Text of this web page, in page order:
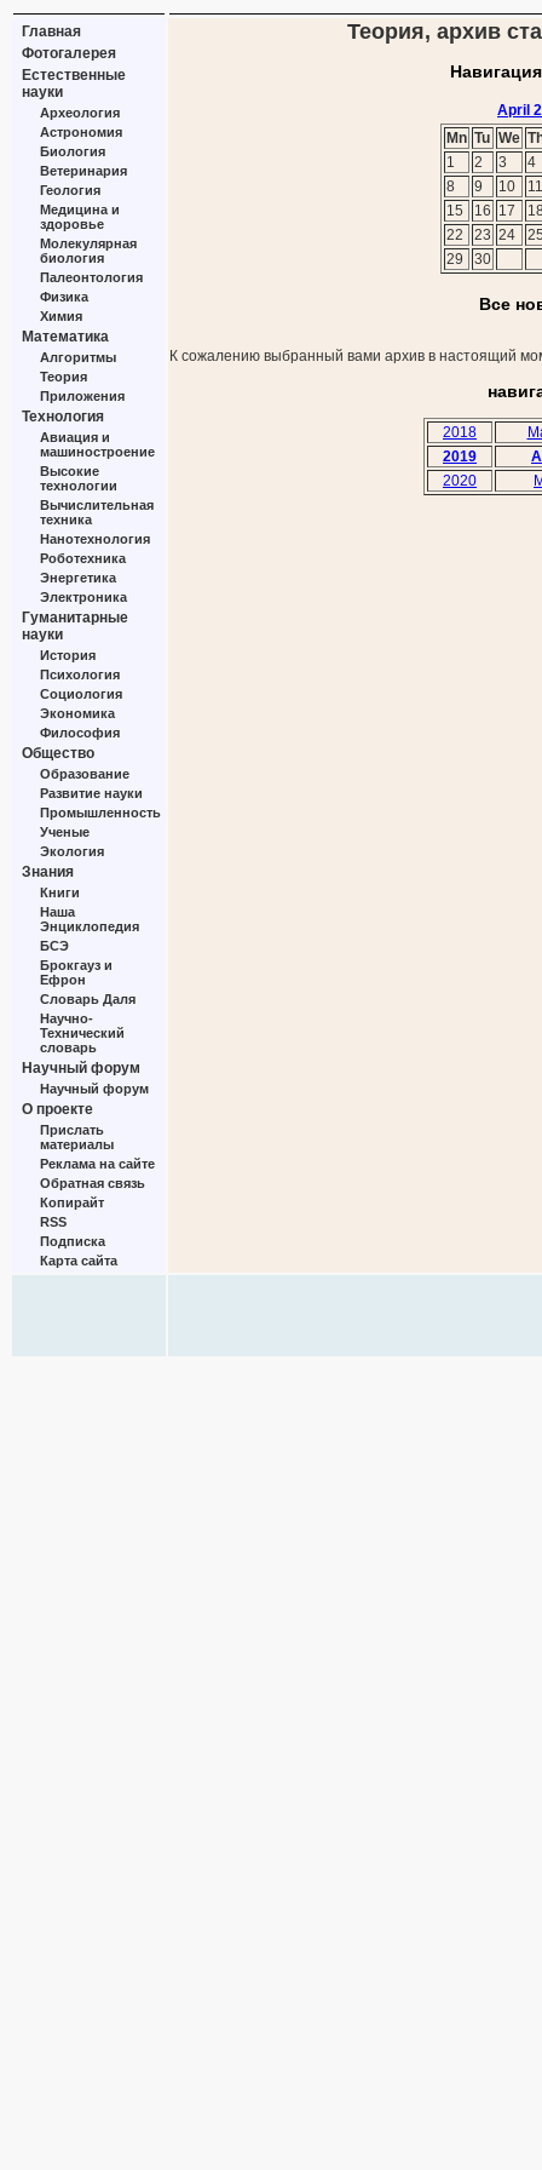
Главная
Фотогалерея
Естественные
науки
Археология
Астрономия
Биология
Ветеринария
Геология
Медицина и
здоровье
Молекулярная
биология
Палеонтология
Физика
Химия
Математика
Алгоритмы
Теория
Приложения
Технология
Авиация и
машиностроение
Высокие
технологии
Вычислительная
техника
Нанотехнология
Роботехника
Энергетика
Электроника
Гуманитарные
науки
История
Психология
Социология
Экономика
Философия
Общество
Образование
Развитие науки
Промышленность
Ученые
Экология
Знания
Книги
Наша
Энциклопедия
БСЭ
Брокгауз и
Ефрон
Словарь Даля
Научно-
Технический
словарь
Научный форум
Научный форум
О проекте
Прислать
материалы
Реклама на сайте
Обратная связь
Копирайт
RSS
Подписка
Карта сайта
Теория, архив
April
Mn Tu We
1
2 3
4
8
9 10
11
15
16 17
22
23 24
29
30
Все
К сожалению выбранный вами архив в настоящий
2018
2019
2020